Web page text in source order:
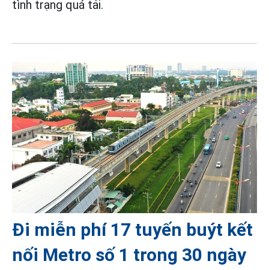
tình trạng quá tải.
Đi miễn phí 17 tuyến buýt kết
nối Metro số 1 trong 30 ngày